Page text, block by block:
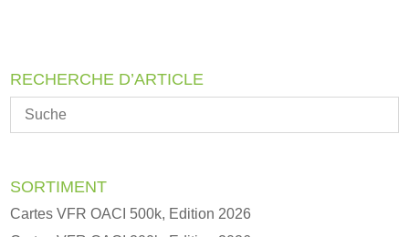
v
RECHERCHE D’ARTICLE
SORTIMENT
Cartes VFR OACI 500k, Edition 2026